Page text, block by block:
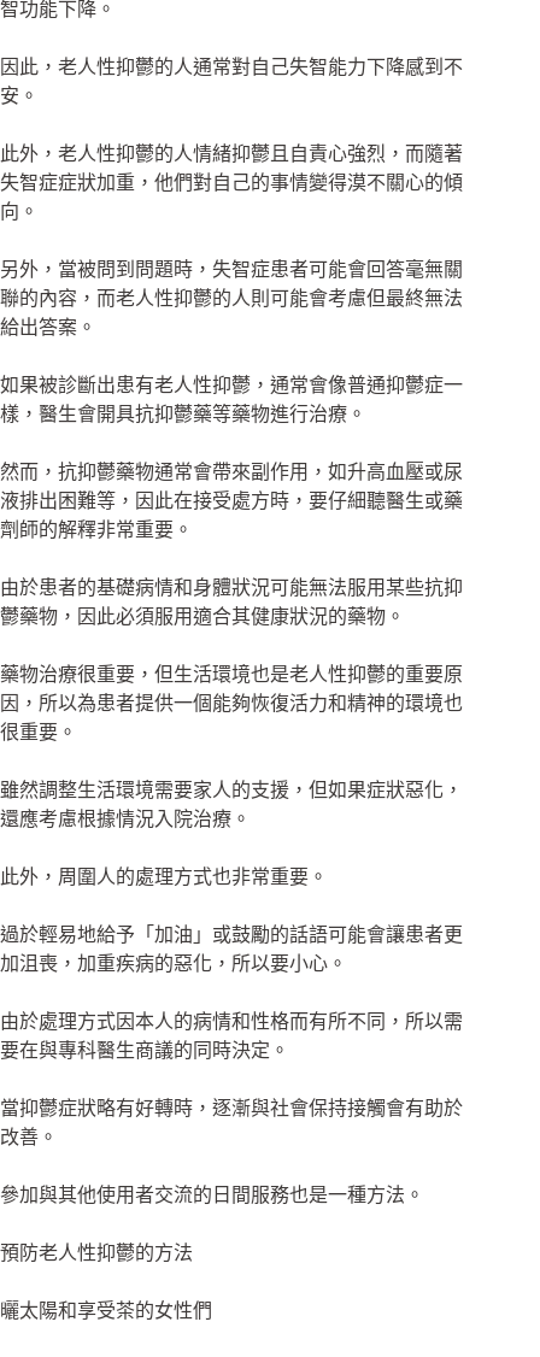
智功能下降。
因此，老人性抑鬱的人通常對自己失智能力下降感到不
安。
此外，老人性抑鬱的人情緒抑鬱且自責心強烈，而隨著
失智症症狀加重，他們對自己的事情變得漠不關心的傾
向。
另外，當被問到問題時，失智症患者可能會回答毫無關
聯的內容，而老人性抑鬱的人則可能會考慮但最終無法
給出答案。
如果被診斷出患有老人性抑鬱，通常會像普通抑鬱症一
樣，醫生會開具抗抑鬱藥等藥物進行治療。
然而，抗抑鬱藥物通常會帶來副作用，如升高血壓或尿
液排出困難等，因此在接受處方時，要仔細聽醫生或藥
劑師的解釋非常重要。
由於患者的基礎病情和身體狀況可能無法服用某些抗抑
鬱藥物，因此必須服用適合其健康狀況的藥物。
藥物治療很重要，但生活環境也是老人性抑鬱的重要原
因，所以為患者提供一個能夠恢復活力和精神的環境也
很重要。
雖然調整生活環境需要家人的支援，但如果症狀惡化，
還應考慮根據情況入院治療。
此外，周圍人的處理方式也非常重要。
過於輕易地給予「加油」或鼓勵的話語可能會讓患者更
加沮喪，加重疾病的惡化，所以要小心。
由於處理方式因本人的病情和性格而有所不同，所以需
要在與專科醫生商議的同時決定。
當抑鬱症狀略有好轉時，逐漸與社會保持接觸會有助於
改善。
參加與其他使用者交流的日間服務也是一種方法。
預防老人性抑鬱的方法
曬太陽和享受茶的女性們